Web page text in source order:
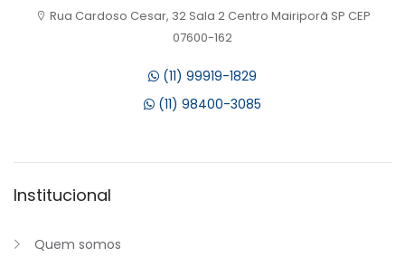
Rua Cardoso Cesar, 32 Sala 2 Centro Mairiporã SP CEP
07600-162
(11) 99919-1829
(11) 98400-3085
Institucional
Quem somos